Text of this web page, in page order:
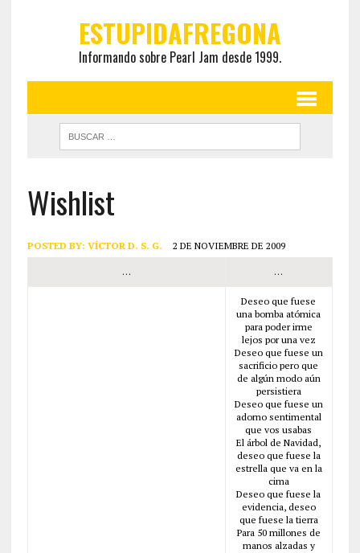
ESTUPIDAFREGONA
Informando sobre Pearl Jam desde 1999.
Wishlist
POSTED BY: VÍCTOR D. S. G. 2 DE NOVIEMBRE DE 2009
… …
Deseo que fuese
una bomba atómica
para poder irme
lejos por una vez
Deseo que fuese un
sacrificio pero que
de algún modo aún
persistiera
Deseo que fuese un
adorno sentimental
que vos usabas
El árbol de Navidad,
deseo que fuese la
estrella que va en la
cima
Deseo que fuese la
evidencia, deseo
que fuese la tierra
Para 50 millones de
manos alzadas y